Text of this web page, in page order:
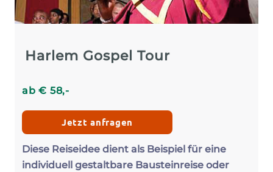
Harlem Gospel Tour
ab€ 58,-
Jetzt anfragen
Diese Reiseidee dient als Beispiel für eine
individuell gestaltbare Bausteinreise oder